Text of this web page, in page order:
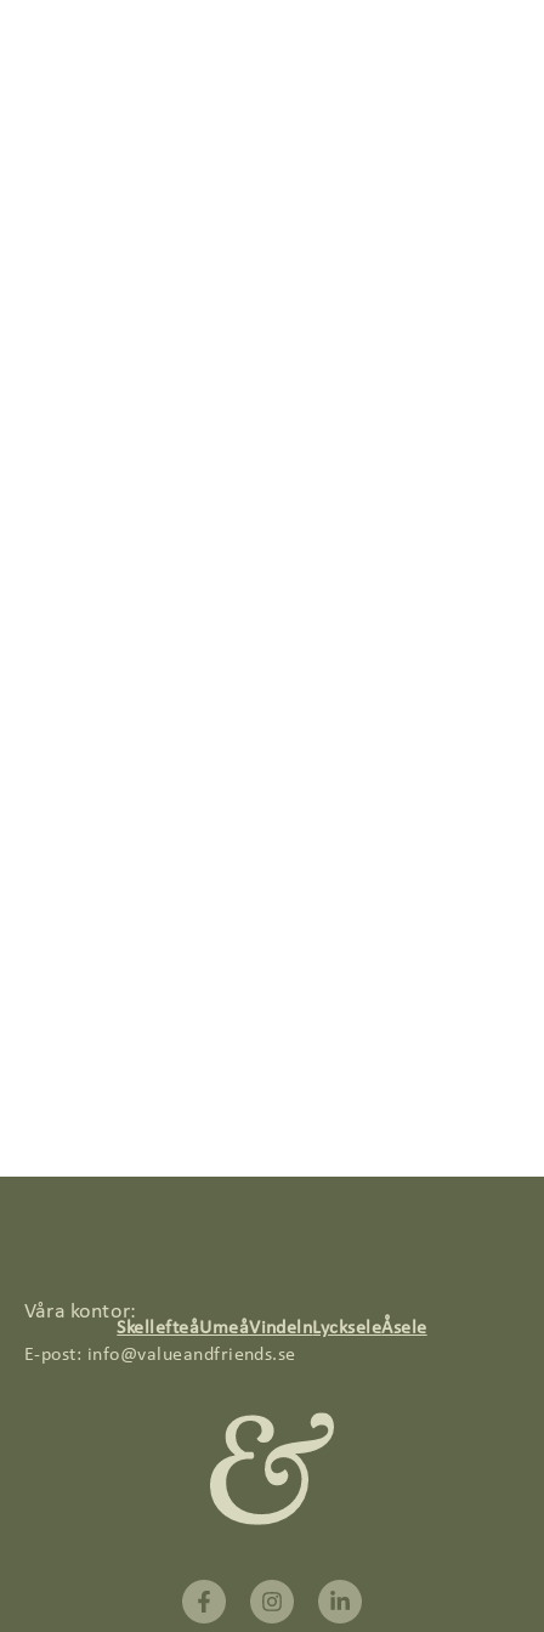
Våra kontor:
SkellefteåUmeåVindelnLyckseleÅsele
E-post: info@valueandfriends.se